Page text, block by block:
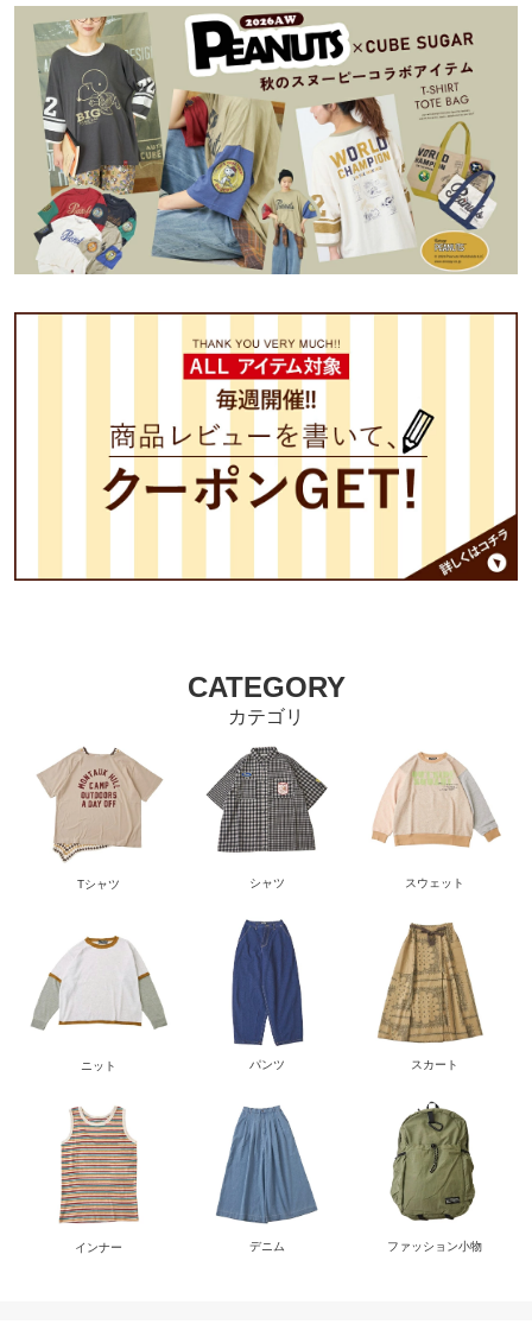
CATEGORY
カテゴリ
Tシャツ シャツ スウェット
ニット パンツ スカート
インナー デニム ファッション小物